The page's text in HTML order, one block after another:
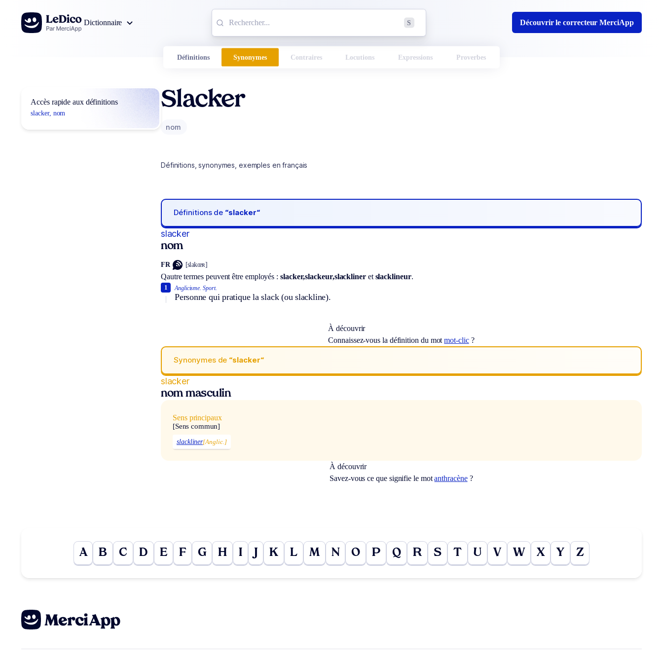
Aller au contenu
Dictionnaire
S Découvrir le correcteur MerciApp
Définitions Synonymes Contraires Locutions Expressions Proverbes
Accès rapide aux définitions
slacker, nom
Slacker
nom
Définitions, synonymes, exemples en français
Définitions de “slacker“
slacker
nom
FR [slakœʀ]
Qautre termes peuvent être employés :slacker,slackeur,slackliner et slacklineur.
Anglicisme. Sport.
Personne qui pratique la slack (ou slackline).
1
À découvrir
Connaissez-vous la définition du motmot-clic?
Synonymes de “slacker“
slacker
nom masculin
Sens principaux
[Sens commun]
slackliner[Anglic.]
À découvrir
Savez-vous ce que signifie le motanthracène?
A B C D E F G H I J K L M N O P Q R S T U V W X Y Z